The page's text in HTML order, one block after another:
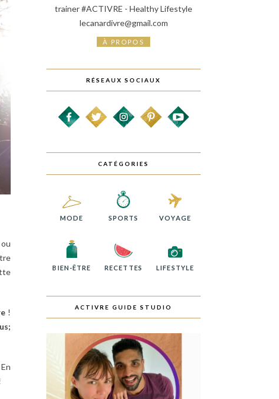
ou
!
trainer #ACTIVRE - Healthy Lifestyle
lecanardivre@gmail.com
À PROPOS
RÉSEAUX SOCIAUX
CATÉGORIES
MODE SPORTS VOYAGE
BIEN-ÊTRE RECETTES LIFESTYLE
ACTIVRE GUIDE STUDIO